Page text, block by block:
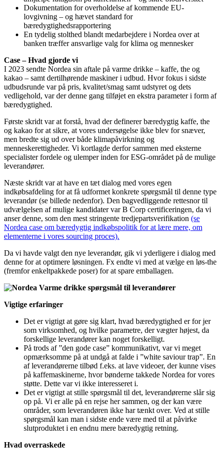
Dokumentation for overholdelse af kommende EU-
lovgivning – og hævet standard for
bæredygtighedsrapportering
En tydelig stolthed blandt medarbejdere i Nordea over at
banken træffer ansvarlige valg for klima og mennesker
Case – Hvad gjorde vi
I 2023 sendte Nordea sin aftale på varme drikke – kaffe, the og
kakao – samt dertilhørende maskiner i udbud. Hvor fokus i sidste
udbudsrunde var på pris, kvalitet/smag samt udstyret og dets
vedligehold, var der denne gang tilføjet en ekstra parameter i form af
bæredygtighed.
Første skridt var at forstå, hvad der definerer bæredygtig kaffe, the
og kakao for at sikre, at vores undersøgelse ikke blev for snæver,
men bredte sig ud over både klimapåvirkning og
menneskerettigheder. Vi kortlagde derfor sammen med eksterne
specialister fordele og ulemper inden for ESG-området på de mulige
leverandører.
Næste skridt var at have en tæt dialog med vores egen
indkøbsafdeling for at få udformet konkrete spørgsmål til denne type
leverandør (se billede nedenfor). Den bagvedliggende rettesnor til
udvælgelsen af mulige kandidater var B Corp certificeringen, da vi
anser denne, som den mest stringente tredjepartsverifikation (se
Nordea case om bæredygtig indkøbspolitik for at lære mere, om
elementerne i vores sourcing proces).
Da vi havde valgt den nye leverandør, gik vi yderligere i dialog med
denne for at optimere løsningen. Fx endte vi med at vælge en løs-the
(fremfor enkeltpakkede poser) for at spare emballagen.
Vigtige erfaringer
Det er vigtigt at gøre sig klart, hvad bæredygtighed er for jer
som virksomhed, og hvilke parametre, der vægter højest, da
forskellige leverandører kan noget forskelligt.
På trods af ”den gode case” kommunikativt, var vi meget
opmærksomme på at undgå at falde i ”white saviour trap”. En
af leverandørerne tilbød f.eks. at lave videoer, der kunne vises
på kaffemaskinerne, hvor bønderne takkede Nordea for vores
støtte. Dette var vi ikke interesseret i.
Det er vigtigt at stille spørgsmål til det, leverandørerne slår sig
op på. Vi er alle på en rejse her sammen, og der kan være
områder, som leverandøren ikke har tænkt over. Ved at stille
spørgsmål kan man i sidste ende være med til at påvirke
slutproduktet i en endnu mere bæredygtig retning.
Hvad overraskede